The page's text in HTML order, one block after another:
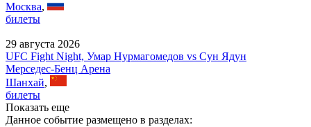
Москва,
билеты
29 августа 2026
UFC Fight Night, Умар Нурмагомедов vs Сун Ядун
Мерседес-Бенц Арена
Шанхай,
билеты
Показать еще
Данное событие размещено в разделах: